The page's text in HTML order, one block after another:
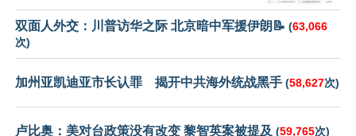
双面人外交：川普访华之际 北京暗中军援伊朗📝 (63,066
次)
加州亚凯迪亚市长认罪 揭开中共海外统战黑手 (58,627次)
卢比奥：美对台政策没有改变 黎智英案被提及 (59,765次)